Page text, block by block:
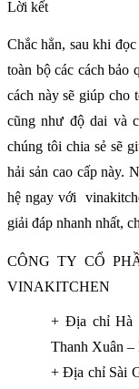
Lời kết
Chắc hẳn, sau khi
toàn bộ các cách bảo
cách này sẽ giúp cho
cũng như độ dai và
chúng tôi chia sẻ sẽ
hải sản cao cấp này.
hệ ngay với
giải đáp nhanh nhất,
CÔNG TY CỔ
VINAKITCHEN
+ Địa chỉ Hà
Thanh Xuân
+ Địa chỉ Sài